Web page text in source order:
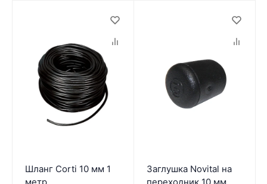
Шланг Corti 10 мм 1
Заглушка Novital на